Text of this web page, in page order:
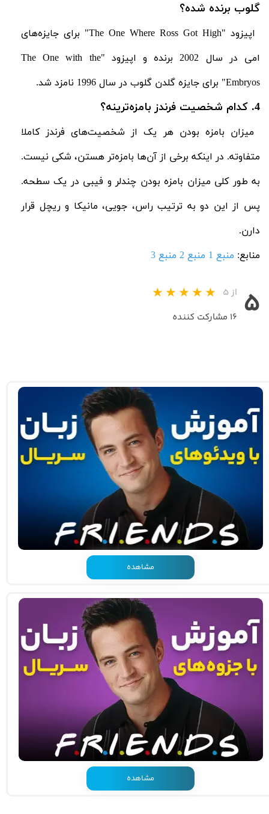
گلوب برنده شده؟
اپیزود "The One Where Ross Got High" برای جایزه‌های
امی در سال 2002 برنده و اپیزود "
The One with the
Embryos" برای جایزه گلدن گلوب در سال 1996 نامزد شد.
4. کدام شخصیت‌ فرندز بامزه‌ترینه؟
میزان بامزه بودن هر یک از شخصیت‌های فرندز کاملا
متفاوته. در اینکه برخی از آن‌ها بامزه‌تر هستن، شکی نیست.
به طور کلی میزان بامزه بودن چندلر و فیبی در یک سطحه.
پس از این دو به ترتیب راس، جویی، مانیکا و ریچل قرار
دارن.
منابع: منبع منبع منبع 3
۵ از ۵
۱۶ مشارکت کننده
مشاهده
مشاهده